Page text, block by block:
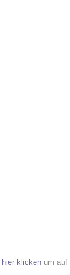
hier klicken um auf